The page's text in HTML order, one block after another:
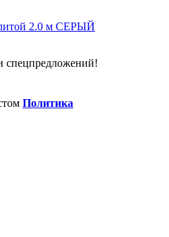
литой 2.0 м СЕРЫЙ
спецпредложений!
Политика